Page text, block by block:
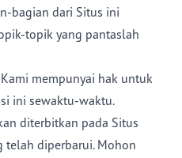
bagian dari Situs ini
topik yang pantaslah
mempunyai hak untuk
ini sewaktu-waktu.
diterbitkan pada Situs
telah diperbarui. Mohon